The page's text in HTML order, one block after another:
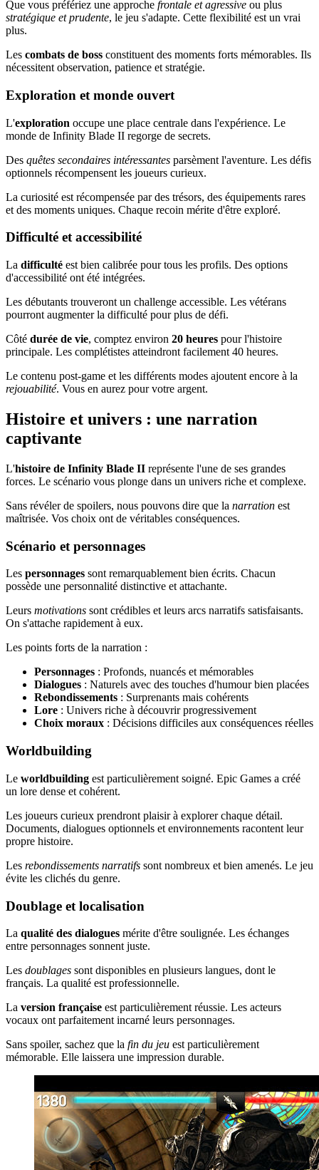
Que vous préfériez une approche frontale et agressive ou plus
stratégique et prudente, le jeu s'adapte. Cette flexibilité est un vrai
plus.
Les combats de boss constituent des moments forts mémorables. Ils
nécessitent observation, patience et stratégie.
Exploration et monde ouvert
L'exploration occupe une place centrale dans l'expérience. Le
monde de Infinity Blade II regorge de secrets.
Des quêtes secondaires intéressantes parsèment l'aventure. Les défis
optionnels récompensent les joueurs curieux.
La curiosité est récompensée par des trésors, des équipements rares
et des moments uniques. Chaque recoin mérite d'être exploré.
Difficulté et accessibilité
La difficulté est bien calibrée pour tous les profils. Des options
d'accessibilité ont été intégrées.
Les débutants trouveront un challenge accessible. Les vétérans
pourront augmenter la difficulté pour plus de défi.
Côté durée de vie, comptez environ 20 heures pour l'histoire
principale. Les complétistes atteindront facilement 40 heures.
Le contenu post-game et les différents modes ajoutent encore à la
rejouabilité. Vous en aurez pour votre argent.
Histoire et univers : une narration
captivante
L'histoire de Infinity Blade II représente l'une de ses grandes
forces. Le scénario vous plonge dans un univers riche et complexe.
Sans révéler de spoilers, nous pouvons dire que la narration est
maîtrisée. Vos choix ont de véritables conséquences.
Scénario et personnages
Les personnages sont remarquablement bien écrits. Chacun
possède une personnalité distinctive et attachante.
Leurs motivations sont crédibles et leurs arcs narratifs satisfaisants.
On s'attache rapidement à eux.
Les points forts de la narration :
Personnages : Profonds, nuancés et mémorables
Dialogues : Naturels avec des touches d'humour bien placées
Rebondissements : Surprenants mais cohérents
Lore : Univers riche à découvrir progressivement
Choix moraux : Décisions difficiles aux conséquences réelles
Worldbuilding
Le worldbuilding est particulièrement soigné. Epic Games a créé
un lore dense et cohérent.
Les joueurs curieux prendront plaisir à explorer chaque détail.
Documents, dialogues optionnels et environnements racontent leur
propre histoire.
Les rebondissements narratifs sont nombreux et bien amenés. Le jeu
évite les clichés du genre.
Doublage et localisation
La qualité des dialogues mérite d'être soulignée. Les échanges
entre personnages sonnent juste.
Les doublages sont disponibles en plusieurs langues, dont le
français. La qualité est professionnelle.
La version française est particulièrement réussie. Les acteurs
vocaux ont parfaitement incarné leurs personnages.
Sans spoiler, sachez que la fin du jeu est particulièrement
mémorable. Elle laissera une impression durable.